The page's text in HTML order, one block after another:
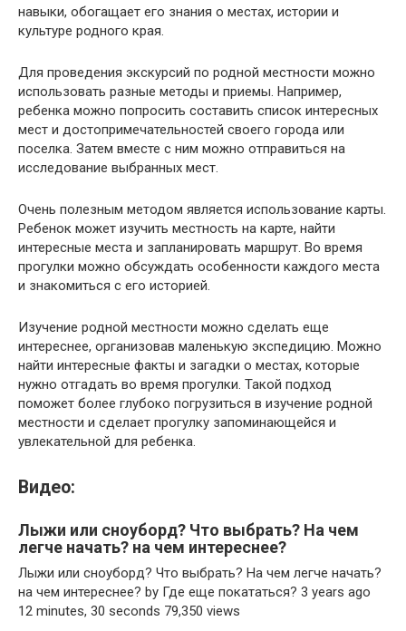
навыки, обогащает его знания о местах, истории и
культуре родного края.
Для проведения экскурсий по родной местности можно
использовать разные методы и приемы. Например,
ребенка можно попросить составить список интересных
мест и достопримечательностей своего города или
поселка. Затем вместе с ним можно отправиться на
исследование выбранных мест.
Очень полезным методом является использование карты.
Ребенок может изучить местность на карте, найти
интересные места и запланировать маршрут. Во время
прогулки можно обсуждать особенности каждого места
и знакомиться с его историей.
Изучение родной местности можно сделать еще
интереснее, организовав маленькую экспедицию. Можно
найти интересные факты и загадки о местах, которые
нужно отгадать во время прогулки. Такой подход
поможет более глубоко погрузиться в изучение родной
местности и сделает прогулку запоминающейся и
увлекательной для ребенка.
Видео:
Лыжи или сноуборд? Что выбрать? На чем
легче начать? на чем интереснее?
Лыжи или сноуборд? Что выбрать? На чем легче начать?
на чем интереснее? by Где еще покататься? 3 years ago
12 minutes, 30 seconds 79,350 views